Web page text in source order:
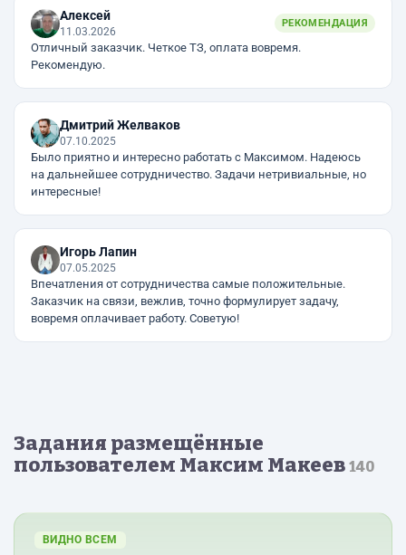
Алексей
11.03.2026
РЕКОМЕНДАЦИЯ
Отличный заказчик. Четкое ТЗ, оплата вовремя.
Рекомендую.
Дмитрий Желваков
07.10.2025
Было приятно и интересно работать с Максимом. Надеюсь
на дальнейшее сотрудничество. Задачи нетривиальные, но
интересные!
Игорь Лапин
07.05.2025
Впечатления от сотрудничества самые положительные.
Заказчик на связи, вежлив, точно формулирует задачу,
вовремя оплачивает работу. Советую!
Задания размещённые
пользователем Максим Макеев 140
ВИДНО ВСЕМ